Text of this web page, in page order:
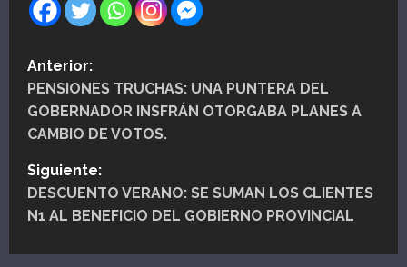
N
a
v
e
g
a
Anterior:
PENSIONES TRUCHAS: UNA PUNTERA DEL
GOBERNADOR INSFRÁN OTORGABA PLANES A
CAMBIO DE VOTOS.
Siguiente:
DESCUENTO VERANO: SE SUMAN LOS CLIENTES
N1 AL BENEFICIO DEL GOBIERNO PROVINCIAL